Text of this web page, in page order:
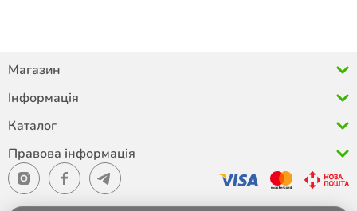
Магазин
Інформація
Каталог
Правова інформація